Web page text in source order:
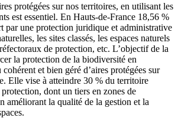
protégées sur nos territoires, en utilisant les
est essentiel. En Hauts-de-France 18,56 %
par une protection juridique et administrative
les sites classés, les espaces naturels
de protection, etc. L’objectif de la
la protection de la biodiversité en
et bien géré d’aires protégées sur
Elle vise à atteindre 30 % du territoire
dont un tiers en zones de
améliorant la qualité de la gestion et la